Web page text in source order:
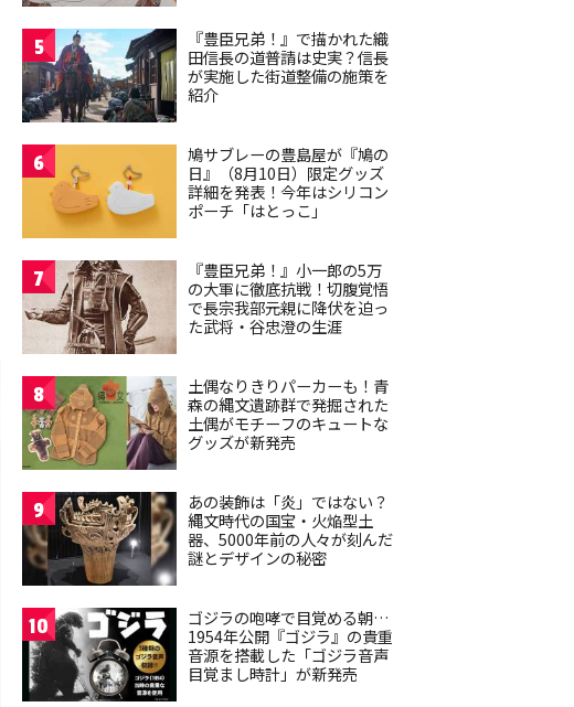
5
『豊臣兄弟！』で描かれた織
田信長の道普請は史実？信長
が実施した街道整備の施策を
紹介
6
鳩サブレーの豊島屋が『鳩の
日』（8月10日）限定グッズ
詳細を発表！今年はシリコン
ポーチ「はとっこ」
7
『豊臣兄弟！』小一郎の5万
の大軍に徹底抗戦！切腹覚悟
で長宗我部元親に降伏を迫っ
た武将・谷忠澄の生涯
8
土偶なりきりパーカーも！青
森の縄文遺跡群で発掘された
土偶がモチーフのキュートな
グッズが新発売
9
あの装飾は「炎」ではない？
縄文時代の国宝・火焔型土
器、5000年前の人々が刻んだ
謎とデザインの秘密
10
ゴジラの咆哮で目覚める朝…
1954年公開『ゴジラ』の貴重
音源を搭載した「ゴジラ音声
目覚まし時計」が新発売